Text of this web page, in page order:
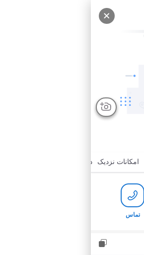
امکانات نزدیک درباره
تماس